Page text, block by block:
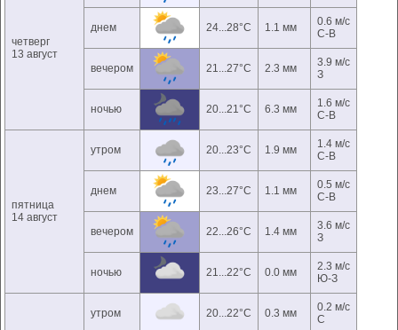
четверг
13 август
днем 24...28°C 1.1 мм
0.6 м/с
С-В
вечером 21...27°C 2.3 мм
3.9 м/с
З
ночью 20...21°C 6.3 мм
1.6 м/с
С-В
пятница
14 август
утром 20...23°C 1.9 мм
1.4 м/с
С-В
днем 23...27°C 1.1 мм
0.5 м/с
С-В
вечером 22...26°C 1.4 мм
3.6 м/с
З
ночью 21...22°C 0.0 мм
2.3 м/с
Ю-З
утром 20...22°C 0.3 мм
0.2 м/с
С